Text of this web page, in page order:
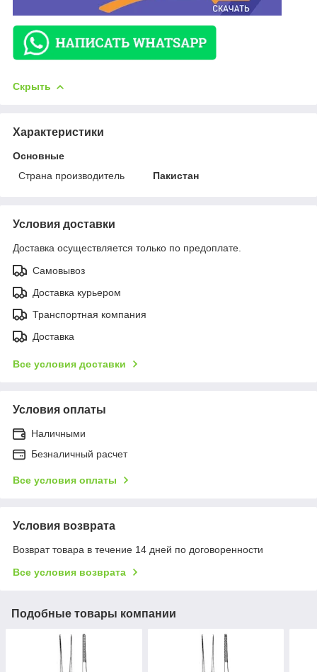
Скрыть
Характеристики
Основные
Страна производитель
Пакистан
Условия доставки
Доставка осуществляется только по предоплате.
Самовывоз
Доставка курьером
Транспортная компания
Доставка
Все условия доставки
Условия оплаты
Наличными
Безналичный расчет
Все условия оплаты
Условия возврата
Возврат товара в течение 14 дней по договоренности
Все условия возврата
Подобные товары компании